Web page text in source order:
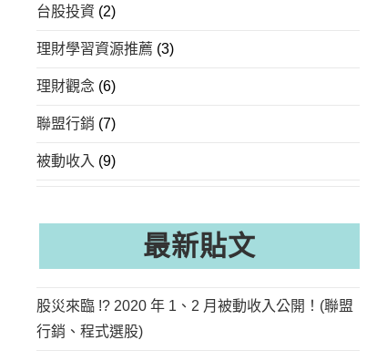
台股投資 (2)
理財學習資源推薦 (3)
理財觀念 (6)
聯盟行銷 (7)
被動收入 (9)
最新貼文
股災來臨 !? 2020 年 1、2 月被動收入公開！(聯盟
行銷、程式選股)